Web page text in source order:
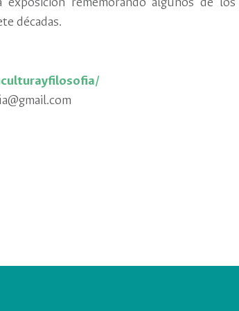
exposición rememorando algunos de los
décadas.